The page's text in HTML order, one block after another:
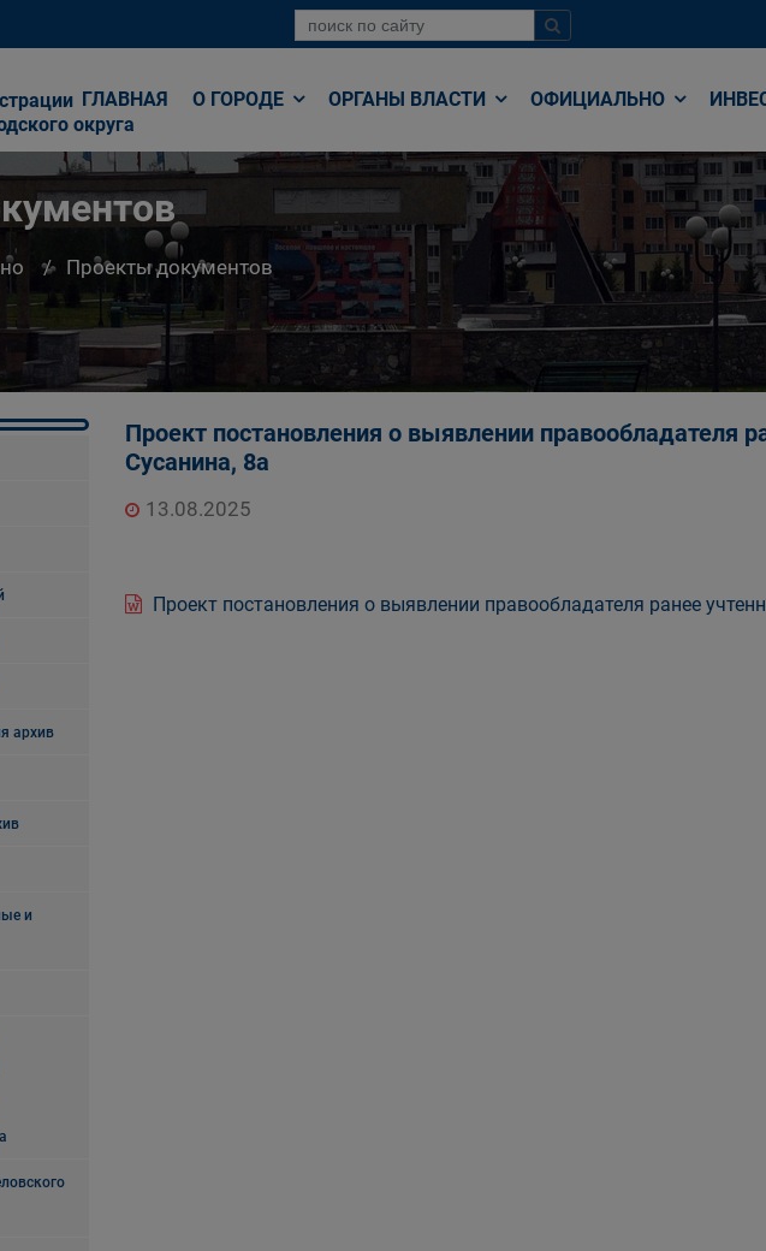
округа
ГЛАВНАЯ О ГОРОДЕ ОРГАНЫ ВЛАСТИ ОФИЦИАЛЬНО
Проекты документов
архив
и
Проект постановления о выявлении правообладателя
Сусанина, 8а
13.08.2025
Проект постановления о выявлении правообладателя ранее